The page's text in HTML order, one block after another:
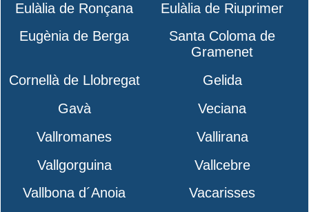
Eulàlia de Ronçana
Eulàlia de Riuprimer
Eugènia de Berga
Santa Coloma de
Gramenet
Cornellà de Llobregat
Gelida
Gavà
Veciana
Vallromanes
Vallirana
Vallgorguina
Vallcebre
Vallbona d´Anoia
Vacarisses